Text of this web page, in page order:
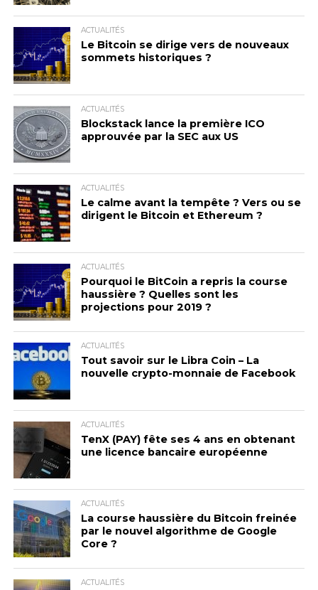
ACTUALITÉS
Le Bitcoin se dirige vers de nouveaux
sommets historiques ?
ACTUALITÉS
Blockstack lance la première ICO
approuvée par la SEC aux US
ACTUALITÉS
Le calme avant la tempête ? Vers ou se
dirigent le Bitcoin et Ethereum ?
ACTUALITÉS
Pourquoi le BitCoin a repris la course
haussière ? Quelles sont les
projections pour 2019 ?
ACTUALITÉS
Tout savoir sur le Libra Coin – La
nouvelle crypto-monnaie de Facebook
ACTUALITÉS
TenX (PAY) fête ses 4 ans en obtenant
une licence bancaire européenne
ACTUALITÉS
La course haussière du Bitcoin freinée
par le nouvel algorithme de Google
Core ?
ACTUALITÉS